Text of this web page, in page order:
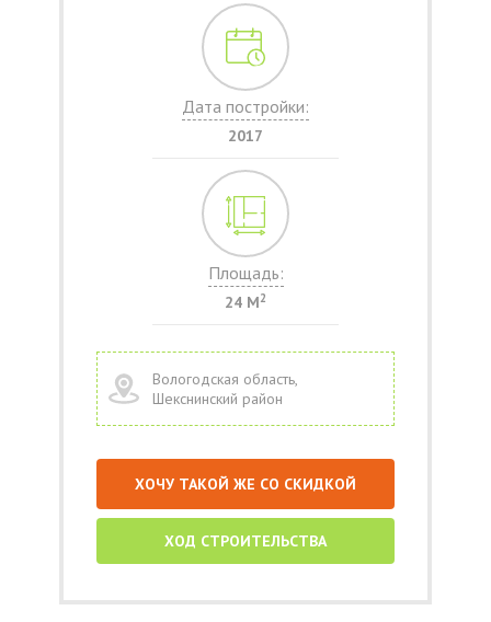
Дата постройки:
2017
Площадь:
24 М2
Вологодская область,
Шекснинский район
ХОЧУ ТАКОЙ ЖЕ СО СКИДКОЙ
ХОД СТРОИТЕЛЬСТВА